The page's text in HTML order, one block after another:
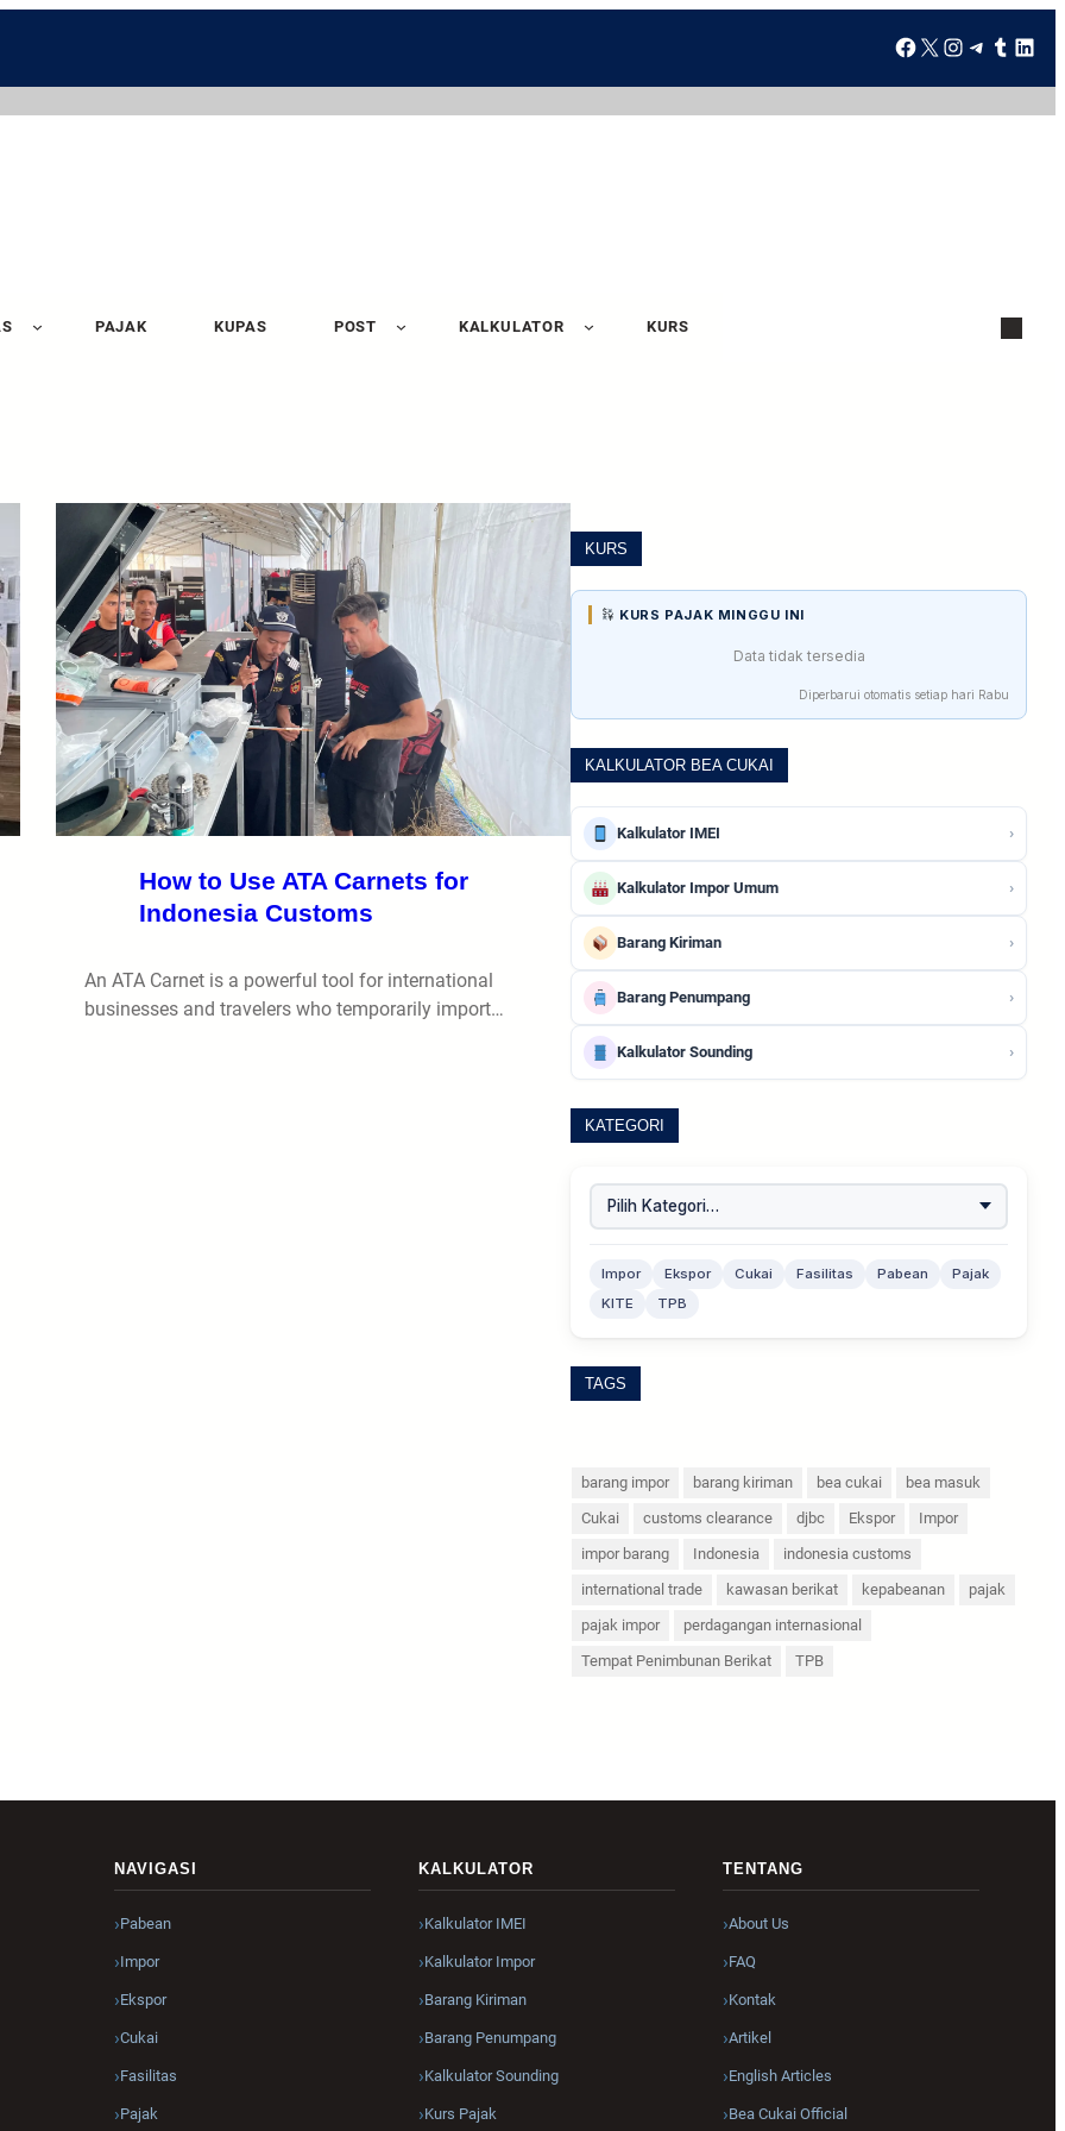
PAJAK KUPAS POST KALKULATOR KURS
How to Use ATA Carnets for
Indonesia Customs
An ATA Carnet is a powerful tool for international
businesses and travelers who temporarily import…
KURS
KURS PAJAK MINGGU INI
Data tidak tersedia
Diperbarui otomatis setiap hari Rabu
KALKULATOR BEA CUKAI
Kalkulator IMEI ›
Kalkulator Impor Umum ›
Barang Kiriman ›
Barang Penumpang ›
Kalkulator Sounding ›
KATEGORI
Impor Ekspor Cukai Fasilitas Pabean
Pajak
KITE
TPB
TAGS
barang impor barang kiriman bea cukai
bea masuk
Cukai
customs clearance djbc Ekspor
Impor
impor barang
Indonesia
indonesia customs
international trade
kawasan berikat kepabeanan
pajak
pajak impor
perdagangan internasional
Tempat Penimbunan Berikat
TPB
NAVIGASI
Pabean
Impor
Ekspor
Cukai
Fasilitas
Pajak
KALKULATOR
Kalkulator IMEI
Kalkulator Impor
Barang Kiriman
Barang Penumpang
Kalkulator Sounding
Kurs Pajak
TENTANG
About Us
FAQ
Kontak
Artikel
English Articles
Bea Cukai Official